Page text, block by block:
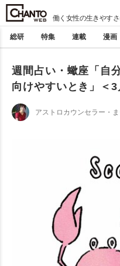
働く女性の生きやす
総研 特集 連載 漫画
週間占い・蠍座「自
向けやすいとき」＜
アストロカウンセラー・ま